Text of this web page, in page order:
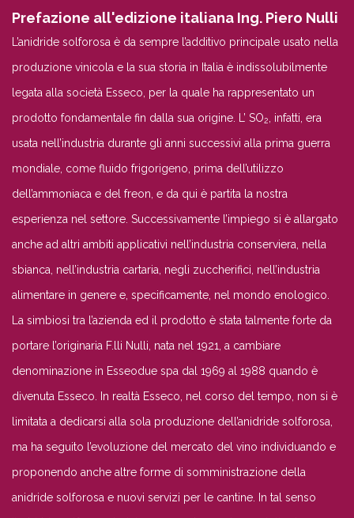
Prefazione all'edizione italiana Ing. Piero Nulli
L’anidride solforosa è da sempre l’additivo principale usato nella
produzione vinicola e la sua storia in Italia è indissolubilmente
legata alla società Esseco, per la quale ha rappresentato un
prodotto fondamentale fin dalla sua origine. L’ SO2
, infatti, era
usata nell’industria durante gli anni successivi alla prima guerra
mondiale, come fluido frigorigeno, prima dell’utilizzo
dell’ammoniaca e del freon, e da qui è partita la nostra
esperienza nel settore. Successivamente l’impiego si è allargato
anche ad altri ambiti applicativi nell’industria conserviera, nella
sbianca, nell’industria cartaria, negli zuccherifici, nell’industria
alimentare in genere e, specificamente, nel mondo enologico.
La simbiosi tra l’azienda ed il prodotto è stata talmente forte da
portare l’originaria F.lli Nulli, nata nel 1921, a cambiare
denominazione in Esseodue spa dal 1969 al 1988 quando è
divenuta Esseco. In realtà Esseco, nel corso del tempo, non si è
limitata a dedicarsi alla sola produzione dell’anidride solforosa,
ma ha seguito l’evoluzione del mercato del vino individuando e
proponendo anche altre forme di somministrazione della
anidride solforosa e nuovi servizi per le cantine. In tal senso